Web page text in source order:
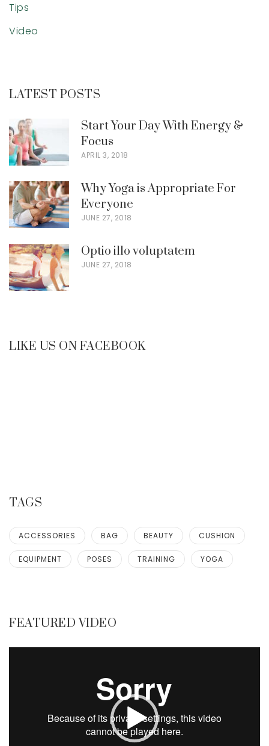
Tips
Video
LATEST POSTS
Start Your Day With Energy &
Focus
APRIL 3, 2018
Why Yoga is Appropriate For
Everyone
JUNE 27, 2018
Optio illo voluptatem
JUNE 27, 2018
LIKE US ON FACEBOOK
TAGS
ACCESSORIES BAG BEAUTY CUSHION
EQUIPMENT POSES TRAINING YOGA
FEATURED VIDEO